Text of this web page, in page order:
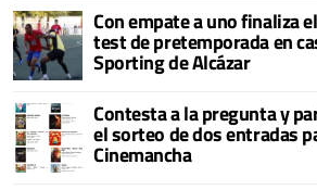
Con empate a uno finaliza
test de pretemporada en
Sporting de Alcázar
Contesta a la pregunta y
el sorteo de dos entradas
Cinemancha